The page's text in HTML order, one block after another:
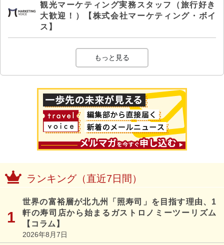
観光マーケティング実務スタッフ（旅行好き
大歓迎！）【株式会社マーケティング・ボイ
ス】
もっと見る
ランキング（直近7日間）
世界の富裕層が北九州「照寿司」を目指す理由、1
軒の寿司店から始まるガストロノミーツーリズム
【コラム】
2026年8月7日